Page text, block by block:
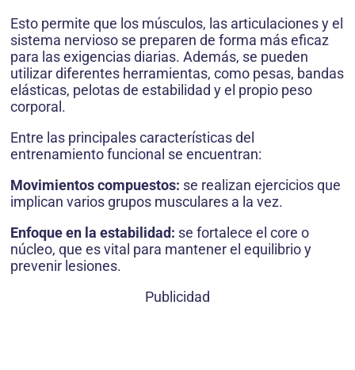
Esto permite que los músculos, las articulaciones y el
sistema nervioso se preparen de forma más eficaz
para las exigencias diarias. Además, se pueden
utilizar diferentes herramientas, como pesas, bandas
elásticas, pelotas de estabilidad y el propio peso
corporal.
Entre las principales características del
entrenamiento funcional se encuentran:
Movimientos compuestos: se realizan ejercicios que
implican varios grupos musculares a la vez.
Enfoque en la estabilidad: se fortalece el core o
núcleo, que es vital para mantener el equilibrio y
prevenir lesiones.
Publicidad